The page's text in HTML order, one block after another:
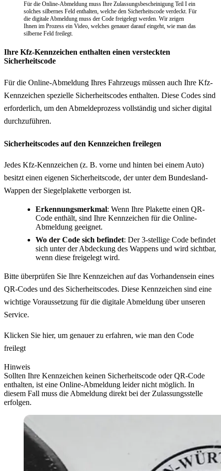
Für die Online-Abmeldung muss Ihre Zulassungsbescheinigung Teil I ein
solches silbernes Feld enthalten, welche den Sicherheitscode verdeckt. Für
die digitale Abmeldung muss der Code freigelegt werden. Wir zeigen
Ihnen im Prozess ein Video, welches genauer darauf eingeht, wie man das
silberne Feld freilegt.
Ihre Kfz-Kennzeichen enthalten einen versteckten
Sicherheitscode
Für die Online-Abmeldung Ihres Fahrzeugs müssen auch Ihre Kfz-
Kennzeichen spezielle Sicherheitscodes enthalten. Diese Codes sind
erforderlich, um den Abmeldeprozess vollständig und sicher digital
durchzuführen.
Sicherheitscodes auf den Kennzeichen freilegen
Jedes Kfz-Kennzeichen (z. B. vorne und hinten bei einem Auto)
besitzt einen eigenen Sicherheitscode, der unter dem Bundesland-
Wappen der Siegelplakette verborgen ist.
Erkennungsmerkmal: Wenn Ihre Plakette einen QR-
Code enthält, sind Ihre Kennzeichen für die Online-
Abmeldung geeignet.
Wo der Code sich befindet: Der 3-stellige Code befindet
sich unter der Abdeckung des Wappens und wird sichtbar,
wenn diese freigelegt wird.
Bitte überprüfen Sie Ihre Kennzeichen auf das Vorhandensein eines
QR-Codes und des Sicherheitscodes. Diese Kennzeichen sind eine
wichtige Voraussetzung für die digitale Abmeldung über unseren
Service.
Klicken Sie hier, um genauer zu erfahren, wie man den Code
freilegt
Hinweis
Sollten Ihre Kennzeichen keinen Sicherheitscode oder QR-Code
enthalten, ist eine Online-Abmeldung leider nicht möglich. In
diesem Fall muss die Abmeldung direkt bei der Zulassungsstelle
erfolgen.